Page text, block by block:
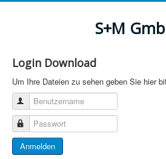
S+M
Login Download
Um Ihre Dateien zu sehen geben Sie hier
Benutzername
Passwort
Anmelden